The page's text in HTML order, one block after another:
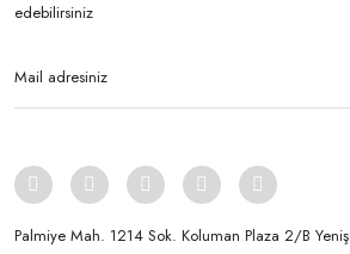
edebilirsiniz
Palmiye Mah. 1214 Sok. Koluman Plaza 2/B Yenişehir/ MERSİN.ㅤㅤㅤㅤㅤㅤㅤㅤㅤㅤㅤㅤㅤㅤㅤㅤㅤㅤㅤㅤㅤㅤㅤㅤㅤㅤㅤㅤ